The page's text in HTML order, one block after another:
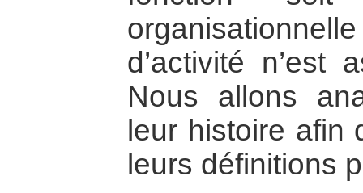
d’activité n’est
Nous allons
leur histoire afin
leurs définitions